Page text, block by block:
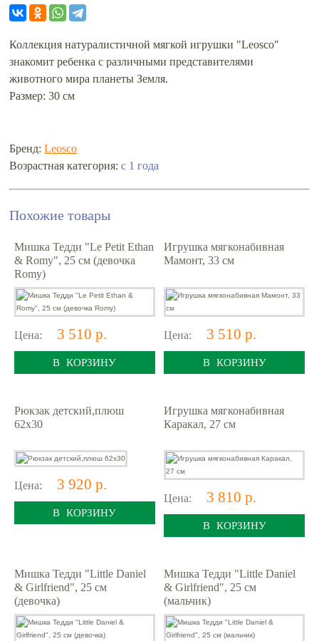
Коллекция натуралистичной мягкой игрушки "Leosco"
знакомит ребенка с различными представителями
животного мира планеты Земля.
Размер: 30 см
Бренд:Leosco
Возрастная категория:с 1 года
Похожие товары
Мишка Тедди "Le Petit Ethan
& Romy", 25 см (девочка
Romy)
Цена: 3 510 р.
В КОРЗИНУ
Игрушка мягконабивная
Мамонт, 33 см
Цена: 3 510 р.
В КОРЗИНУ
Рюкзак детский,плюш
62х30
Цена: 3 920 р.
В КОРЗИНУ
Игрушка мягконабивная
Каракал, 27 см
Цена: 3 810 р.
В КОРЗИНУ
Мишка Тедди "Little Daniel
& Girlfriend", 25 см
(девочка)
Мишка Тедди "Little Daniel
& Girlfriend", 25 см
(мальчик)